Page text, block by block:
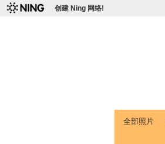
创建 Ning 网络!
全部照片